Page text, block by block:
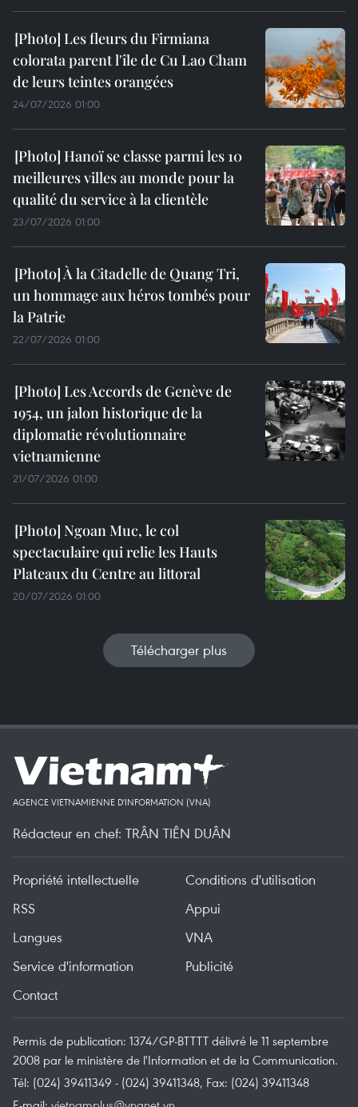
Les fleurs du Firmiana
colorata parent l'île de Cu Lao Cham
de leurs teintes orangées
24/07/2026 01:00
Hanoï se classe parmi les 10
meilleures villes au monde pour la
qualité du service à la clientèle
23/07/2026 01:00
À la Citadelle de Quang Tri,
un hommage aux héros tombés pour
la Patrie
22/07/2026 01:00
Les Accords de Genève de
1954, un jalon historique de la
diplomatie révolutionnaire
vietnamienne
21/07/2026 01:00
Ngoan Muc, le col
spectaculaire qui relie les Hauts
Plateaux du Centre au littoral
20/07/2026 01:00
Télécharger plus
AGENCE VIETNAMIENNE D'INFORMATION (VNA)
Rédacteur en chef: TRÂN TIÊN DUÂN
Propriété intellectuelle
Conditions d'utilisation
RSS
Appui
Langues
VNA
Service d'information
Publicité
Contact
Permis de publication: 1374/GP-BTTTT délivré le 11 septembre
2008 par le ministère de l'Information et de la Communication.
Tél: (024) 39411349 - (024) 39411348, Fax: (024) 39411348